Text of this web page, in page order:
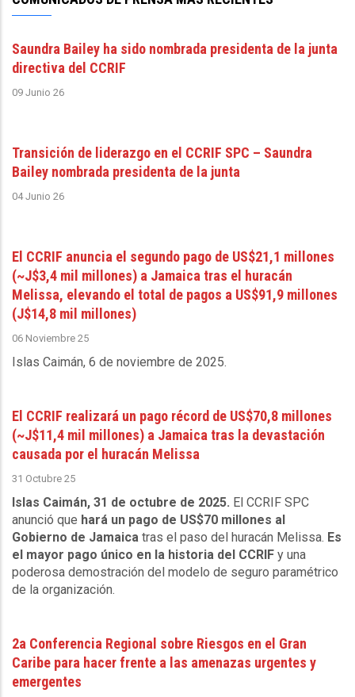
Saundra Bailey ha sido nombrada presidenta de la junta
directiva del CCRIF
09 Junio 26
Transición de liderazgo en el CCRIF SPC – Saundra
Bailey nombrada presidenta de la junta
04 Junio 26
El CCRIF anuncia el segundo pago de US$21,1 millones
(~J$3,4 mil millones) a Jamaica tras el huracán
Melissa, elevando el total de pagos a US$91,9 millones
(J$14,8 mil millones)
06 Noviembre 25
Islas Caimán, 6 de noviembre de 2025.
El CCRIF realizará un pago récord de US$70,8 millones
(~J$11,4 mil millones) a Jamaica tras la devastación
causada por el huracán Melissa
31 Octubre 25
Islas Caimán, 31 de octubre de 2025. El CCRIF SPC
anunció que hará un pago de US$70 millones al
Gobierno de Jamaica tras el paso del huracán Melissa. Es
el mayor pago único en la historia del CCRIF y una
poderosa demostración del modelo de seguro paramétrico
de la organización.
2a Conferencia Regional sobre Riesgos en el Gran
Caribe para hacer frente a las amenazas urgentes y
emergentes